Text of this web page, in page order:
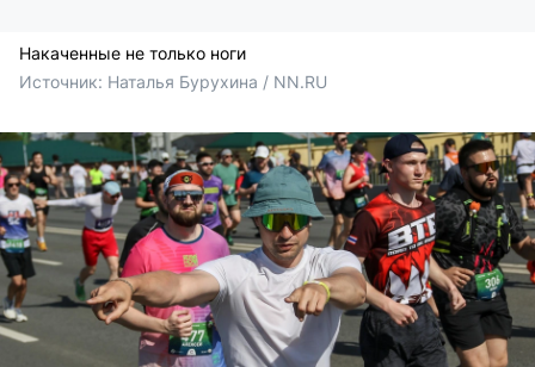
Накаченные не только ноги
Источник: Наталья Бурухина / NN.RU